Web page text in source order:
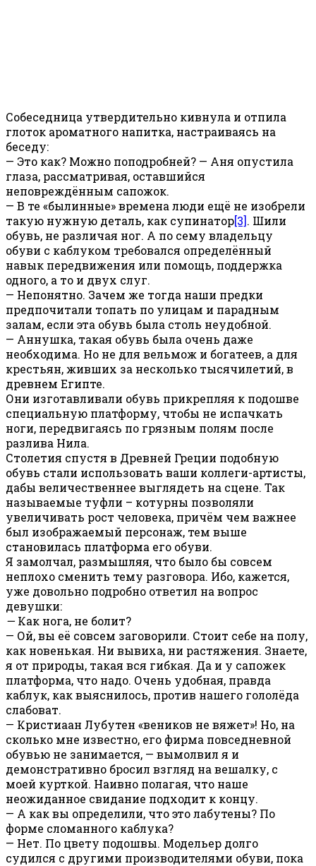
Собеседница утвердительно кивнула и отпила
глоток ароматного напитка, настраиваясь на
беседу:
— Это как? Можно поподробней? — Аня опустила
глаза, рассматривая, оставшийся
неповреждённым сапожок.
— В те «былинные» времена люди ещё не изобрели
такую нужную деталь, как супинатор[3]. Шили
обувь, не различая ног. А по сему владельцу
обуви с каблуком требовался определённый
навык передвижения или помощь, поддержка
одного, а то и двух слуг.
— Непонятно. Зачем же тогда наши предки
предпочитали топать по улицам и парадным
залам, если эта обувь была столь неудобной.
— Аннушка, такая обувь была очень даже
необходима. Но не для вельмож и богатеев, а для
крестьян, живших за несколько тысячилетий, в
древнем Египте.
Они изготавливали обувь прикрепляя к подошве
специальную платформу, чтобы не испачкать
ноги, передвигаясь по грязным полям после
разлива Нила.
Столетия спустя в Древней Греции подобную
обувь стали использовать ваши коллеги-артисты,
дабы величественнее выглядеть на сцене. Так
называемые туфли – котурны позволяли
увеличивать рост человека, причём чем важнее
был изображаемый персонаж, тем выше
становилась платформа его обуви.
Я замолчал, размышляя, что было бы совсем
неплохо сменить тему разговора. Ибо, кажется,
уже довольно подробно ответил на вопрос
девушки:
—Как нога, не болит?
— Ой, вы её совсем заговорили. Стоит себе на полу,
как новенькая. Ни вывиха, ни растяжения. Знаете,
я от природы, такая вся гибкая. Да и у сапожек
платформа, что надо. Очень удобная, правда
каблук, как выяснилось, против нашего гололёда
слабоват.
— Кристиаан Лубутен «веников не вяжет»! Но, на
сколько мне известно, его фирма повседневной
обувью не занимается, — вымолвил я и
демонстративно бросил взгляд на вешалку, с
моей курткой. Наивно полагая, что наше
неожиданное свидание подходит к концу.
— А как вы определили, что это лабутены? По
форме сломанного каблука?
— Нет. По цвету подошвы. Модельер долго
судился с другими производителями обуви, пока